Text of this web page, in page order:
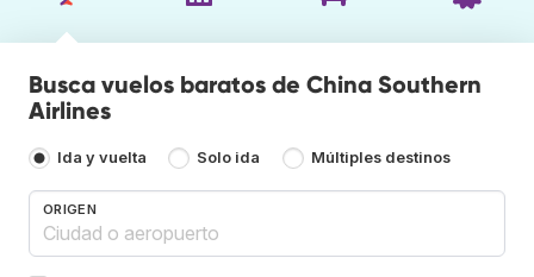
Busca vuelos baratos de China Southern
Airlines
Ida y vuelta Solo ida Múltiples destinos
ORIGEN